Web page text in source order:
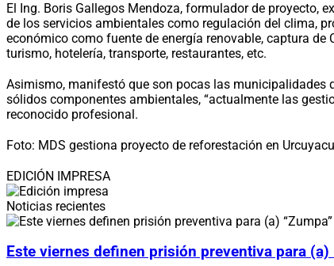
El Ing. Boris Gallegos Mendoza, formulador de proyecto,
de los servicios ambientales como regulación del clima,
económico como fuente de energía renovable, captura
turismo, hotelería, transporte, restaurantes, etc.
Asimismo, manifestó que son pocas las municipalidades
sólidos componentes ambientales, “actualmente las
reconocido profesional.
Foto: MDS gestiona proyecto de reforestación en Urcuyacu
EDICIÓN IMPRESA
Noticias recientes
Este viernes definen prisión preventiva para (a)